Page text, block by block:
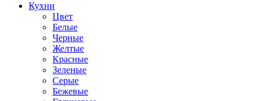
Кухни
Цвет
Белые
Черные
Желтые
Красные
Зеленые
Серые
Бежевые